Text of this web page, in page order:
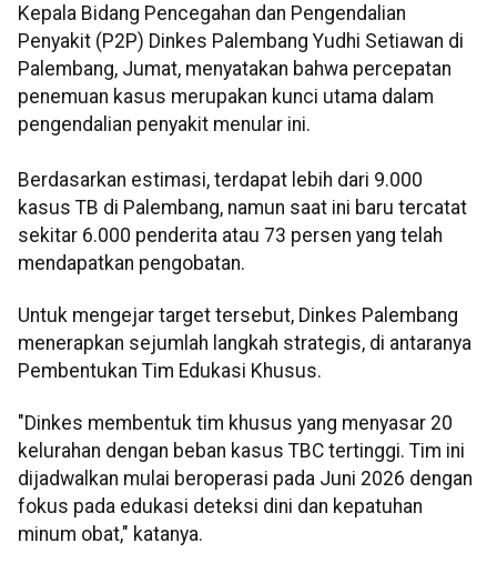
Kepala Bidang Pencegahan dan Pengendalian
Penyakit (P2P) Dinkes Palembang Yudhi Setiawan di
Palembang, Jumat, menyatakan bahwa percepatan
penemuan kasus merupakan kunci utama dalam
pengendalian penyakit menular ini.
Berdasarkan estimasi, terdapat lebih dari 9.000
kasus TB di Palembang, namun saat ini baru tercatat
sekitar 6.000 penderita atau 73 persen yang telah
mendapatkan pengobatan.
Untuk mengejar target tersebut, Dinkes Palembang
menerapkan sejumlah langkah strategis, di antaranya
Pembentukan Tim Edukasi Khusus.
"Dinkes membentuk tim khusus yang menyasar 20
kelurahan dengan beban kasus TBC tertinggi. Tim ini
dijadwalkan mulai beroperasi pada Juni 2026 dengan
fokus pada edukasi deteksi dini dan kepatuhan
minum obat," katanya.